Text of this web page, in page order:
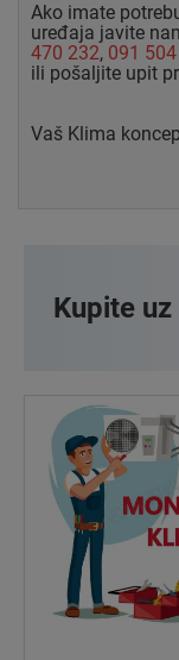
Ako imate
uređaja javite
470 232, 091
ili pošaljite upit
Vaš Klima
Kupite